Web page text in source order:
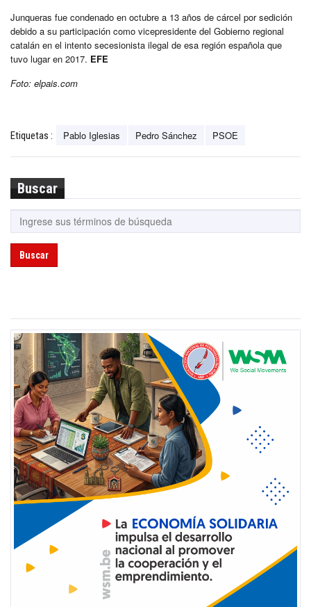
Junqueras fue condenado en octubre a 13 años de cárcel por sedición
debido a su participación como vicepresidente del Gobierno regional
catalán en el intento secesionista ilegal de esa región española que
tuvo lugar en 2017. EFE
Foto: elpais.com
Etiquetas : Pablo Iglesias Pedro Sánchez PSOE
Buscar
Buscar